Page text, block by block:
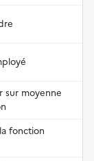
sur moyenne
fonction